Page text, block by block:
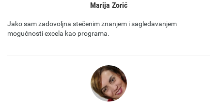
Marija Zorić
Jako sam zadovoljna stečenim znanjem i sagledavanjem
mogućnosti excela kao programa.